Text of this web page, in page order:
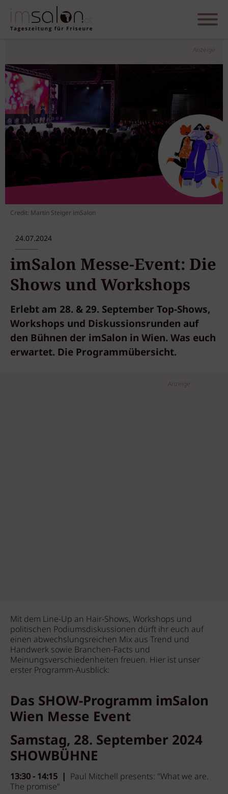
Anzeige
Credit: Martin Steiger imSalon
24.07.2024
imSalon Messe-Event: Die
Shows und Workshops
Erlebt am 28. & 29. September Top-Shows,
Workshops und Diskussionsrunden auf
den Bühnen der imSalon in Wien. Was euch
erwartet. Die Programmübersicht.
Anzeige
Mit dem Line-Up an Hair-Shows, Workshops und
politischen Podiumsdiskussionen dürft ihr euch auf
einen abwechslungsreichen Mix aus Trend und
Handwerk sowie Branchen-Facts und
Meinungsverschiedenheiten freuen. Hier ist unser
erster Programm-Ausblick:
Das SHOW-Programm imSalon
Wien Messe Event
Samstag, 28. September 2024
SHOWBÜHNE
13:30 - 14:15 | Paul Mitchell presents: "What we are.
The promise"